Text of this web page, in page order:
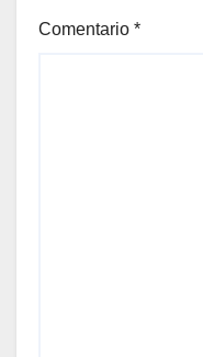
Comentario *